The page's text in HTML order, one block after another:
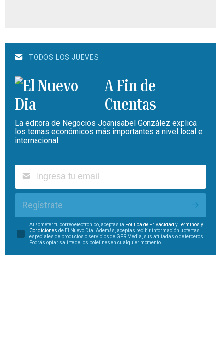
TODOS LOS JUEVES
A Fin de
Cuentas
La editora de Negocios Joanisabel González explica
los temas económicos más importantes a nivel local e
internacional.
Regístrate
Al someter tu correo electrónico, aceptas la Política de Privacidad yTérminos y
Condiciones de El Nuevo Día. Además, aceptas recibir información u ofertas
especiales de productos o servicios de GFR Media, sus afiliadas o de terceros.
Podrás optar salirte de los boletines en cualquier momento.